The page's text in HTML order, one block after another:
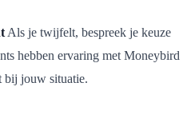
Als je twijfelt, bespreek je keuze
hebben ervaring met Moneybird
bij jouw situatie.